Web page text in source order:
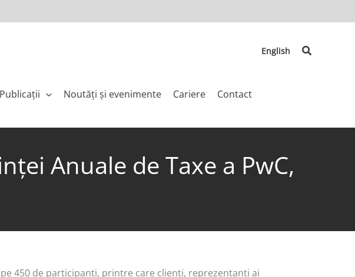
English Search
Publicaţii Noutăți și evenimente Cariere Contact
Anuale de Taxe a PwC,
450 de participanți, printre care clienți, reprezentanți ai